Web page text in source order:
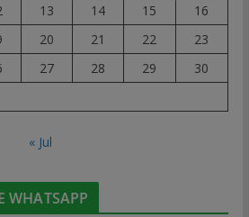
13 14 15
16
20 21 22
23
27 28 29
30
« Jul
WHATSAPP